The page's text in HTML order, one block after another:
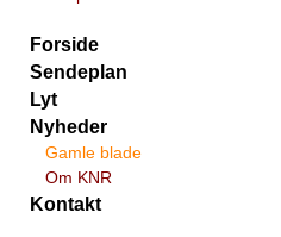
Forside
Sendeplan
Lyt
Nyheder
Gamle blade
Om KNR
Kontakt